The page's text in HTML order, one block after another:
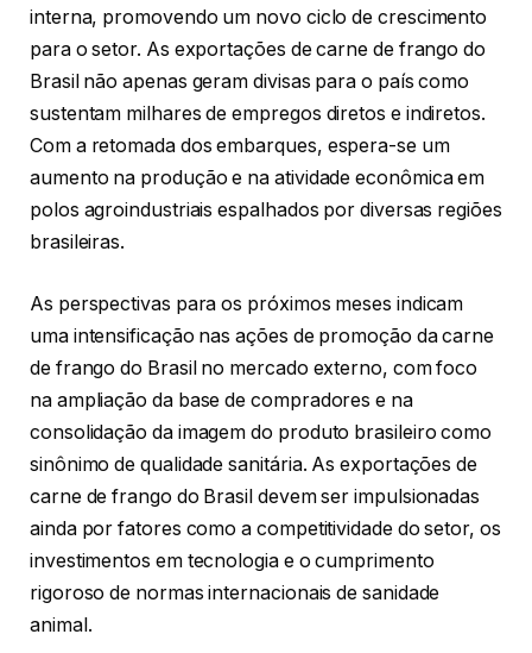
interna, promovendo um novo ciclo de crescimento
para o setor. As exportações de carne de frango do
Brasil não apenas geram divisas para o país como
sustentam milhares de empregos diretos e indiretos.
Com a retomada dos embarques, espera-se um
aumento na produção e na atividade econômica em
polos agroindustriais espalhados por diversas regiões
brasileiras.
As perspectivas para os próximos meses indicam
uma intensificação nas ações de promoção da carne
de frango do Brasil no mercado externo, com foco
na ampliação da base de compradores e na
consolidação da imagem do produto brasileiro como
sinônimo de qualidade sanitária. As exportações de
carne de frango do Brasil devem ser impulsionadas
ainda por fatores como a competitividade do setor, os
investimentos em tecnologia e o cumprimento
rigoroso de normas internacionais de sanidade
animal.